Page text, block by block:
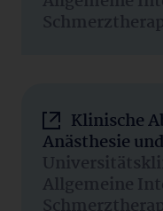
Klinische
Anästhesie
Allgemeine